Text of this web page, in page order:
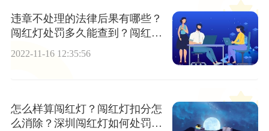
违章不处理的法律后果有哪些？
闯红灯处罚多久能查到？闯红灯
罚款多少？
2022-11-16 12:35:56
怎么样算闯红灯？闯红灯扣分怎
么消除？深圳闯红灯如何处罚